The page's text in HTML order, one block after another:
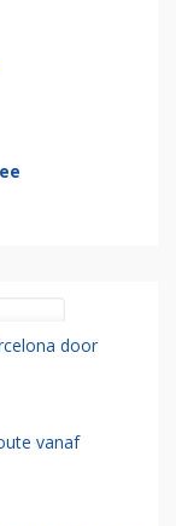
door
vanaf